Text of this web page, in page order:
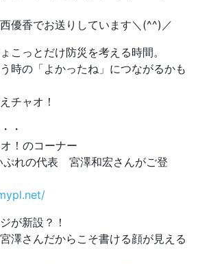
優香でお送りしています＼(^^)／
こっとだけ防災を考える時間。
時の「よかったね」につながるかも
チャオ！
・
！のコーナー
ぷれの代表 宮澤和宏さんがご登
が新設？！
澤さんだからこそ書ける顔が見える